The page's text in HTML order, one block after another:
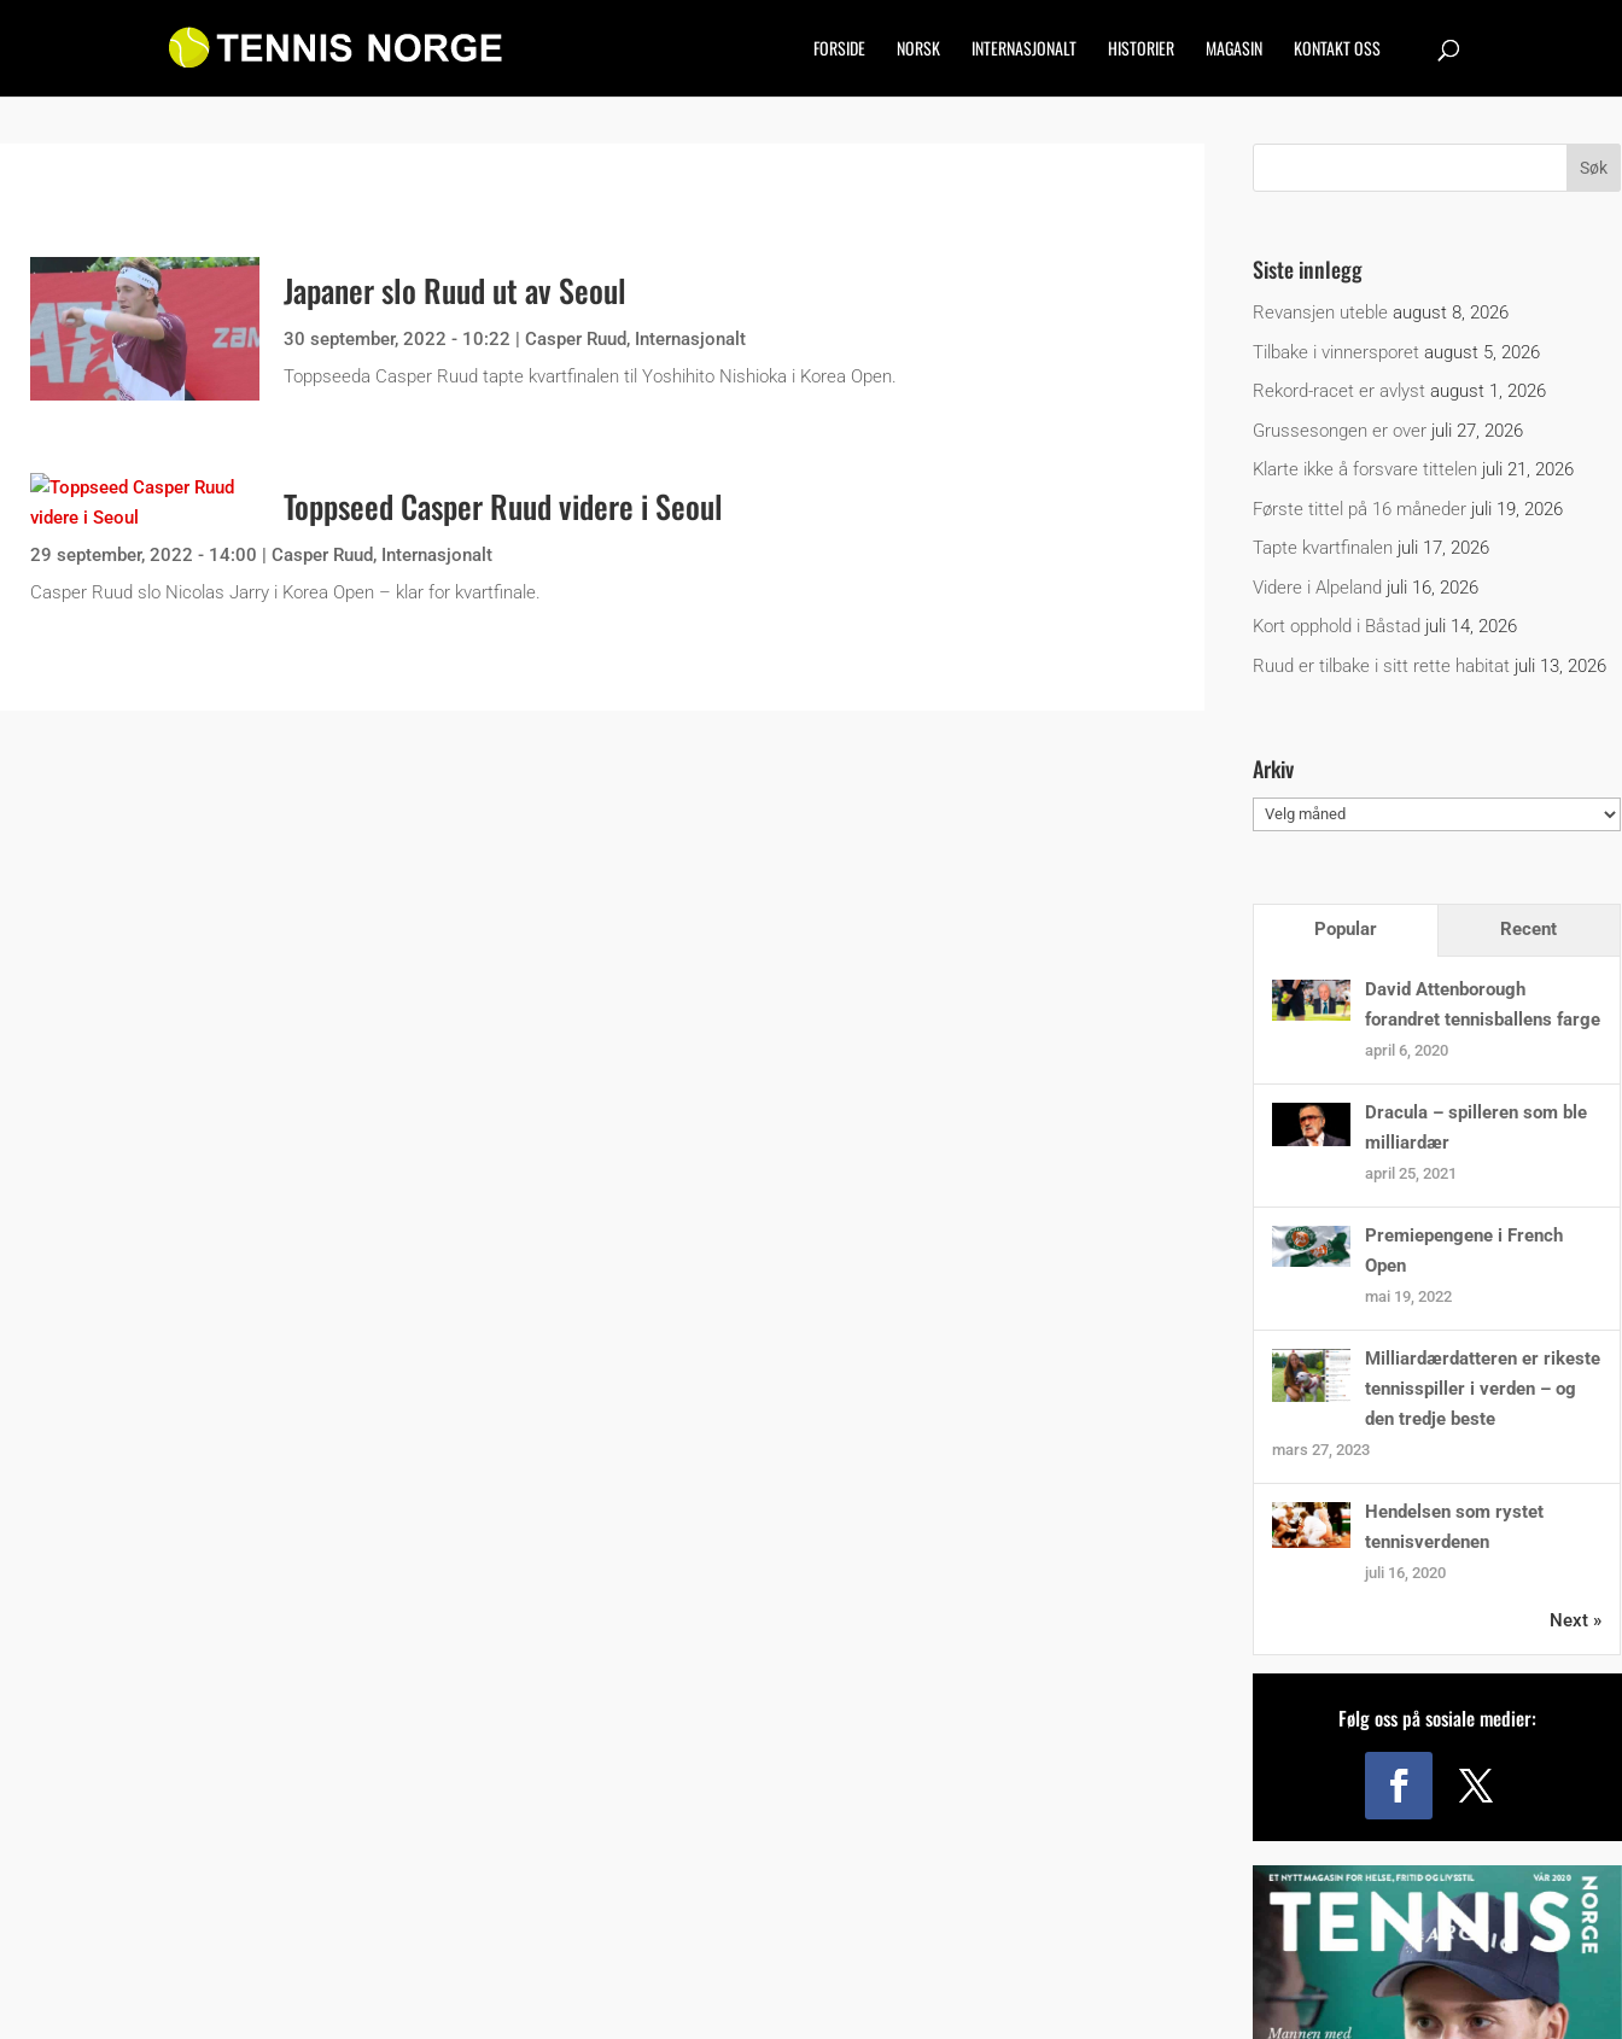
FORSIDE NORSK INTERNASJONALT HISTORIER MAGASIN KONTAKT OSS
Japaner slo Ruud ut av Seoul
30 september, 2022 - 10:22 Casper Ruud, Internasjonalt
Toppseeda Casper Ruud tapte kvartfinalen til Yoshihito Nishioka i Korea Open.
Toppseed Casper Ruud videre i Seoul
29 september, 2022 - 14:00 | Casper Ruud, Internasjonalt
Casper Ruud slo Nicolas Jarry i Korea Open – klar for kvartfinale.
Siste innlegg
Revansjen uteble august 8, 2026
Tilbake i vinnersporet august 5, 2026
Rekord-racet er avlyst august 1, 2026
Grussesongen er over juli 27, 2026
Klarte ikke å forsvare tittelen juli 21, 2026
Første tittel på 16 måneder juli 19, 2026
Tapte kvartfinalen juli 17, 2026
Videre i Alpeland juli 16, 2026
Kort opphold i Båstad juli 14, 2026
Ruud er tilbake i sitt rette habitat juli 13, 2026
Arkiv
Arkiv
Popular Recent
David Attenborough
forandret tennisballens farge
april 6, 2020
Dracula – spilleren som ble
milliardær
april 25, 2021
Premiepengene i French
Open
mai 19, 2022
Milliardærdatteren er rikeste
tennisspiller i verden – og
den tredje beste
mars 27, 2023
Hendelsen som rystet
tennisverdenen
juli 16, 2020
Next »
Følg oss på sosiale medier: